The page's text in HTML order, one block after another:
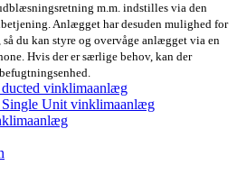
m.m. indstilles via den
Anlægget har desuden mulighed for
du kan styre og overvåge anlægget via en
Hvis der er særlige behov, kan der
vinklimaanlæg
Single Unit vinklimaanlæg